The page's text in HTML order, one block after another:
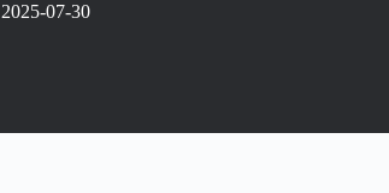
2025-07-30